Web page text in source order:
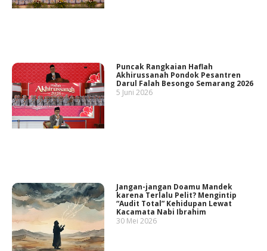
Puncak Rangkaian Haflah
Akhirussanah Pondok Pesantren
Darul Falah Besongo Semarang 2026
5 Juni 2026
Jangan-jangan Doamu Mandek
karena Terlalu Pelit? Mengintip
“Audit Total” Kehidupan Lewat
Kacamata Nabi Ibrahim
30 Mei 2026